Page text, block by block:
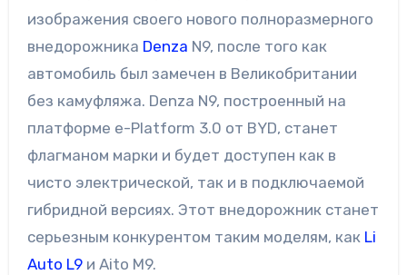
изображения своего нового полноразмерного
внедорожника Denza N9, после того как
автомобиль был замечен в Великобритании
без камуфляжа. Denza N9, построенный на
платформе e-Platform 3.0 от BYD, станет
флагманом марки и будет доступен как в
чисто электрической, так и в подключаемой
гибридной версиях. Этот внедорожник станет
серьезным конкурентом таким моделям, как Li
Auto L9и Aito M9.